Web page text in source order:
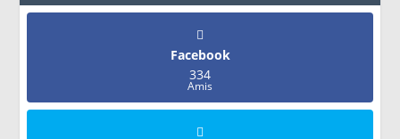
Facebook
334
Amis